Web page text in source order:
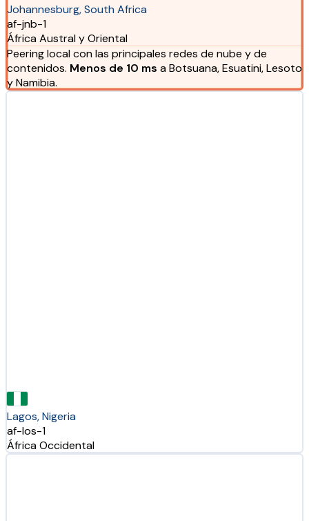
Johannesburg, South Africa
af-jnb-1
África Austral y Oriental
Peering local con las principales redes de nube y de
contenidos. Menos de 10 ms a Botsuana, Esuatini, Lesoto
y Namibia.
Lagos, Nigeria
af-los-1
África Occidental